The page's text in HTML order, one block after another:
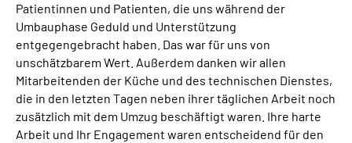
Patientinnen und Patienten, die uns während der
Umbauphase Geduld und Unterstützung
entgegengebracht haben. Das war für uns von
unschätzbarem Wert. Außerdem danken wir allen
Mitarbeitenden der Küche und des technischen Dienstes,
die in den letzten Tagen neben ihrer täglichen Arbeit noch
zusätzlich mit dem Umzug beschäftigt waren. Ihre harte
Arbeit und Ihr Engagement waren entscheidend für den